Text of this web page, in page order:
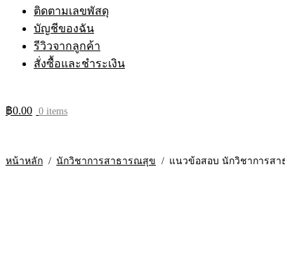
ติดตามเลขพัสดุ
บัญชีของฉัน
รีวิวจากลูกค้า
สั่งซื้อและชำระเงิน
฿0.00 0 items
หน้าหลัก / นักวิชาการสาธารณสุข / แนวข้อสอบ นักวิชาการสา